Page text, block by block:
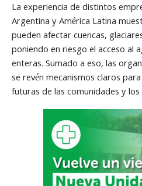
La experiencia de distintos
Argentina y América Latina
pueden afectar cuencas,
poniendo en riesgo el acceso al
enteras. Sumado a eso, las
se revén mecanismos claros
futuras de las comunidades y